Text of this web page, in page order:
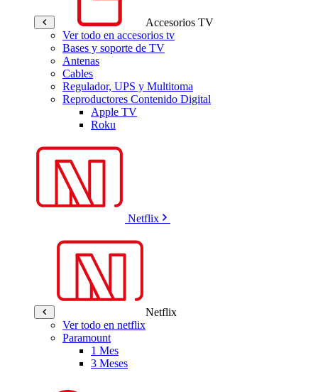
Accesorios TV
Ver todo en accesorios tv
Bases y soporte de TV
Antenas
Cables
Regulador, UPS y Multitoma
Reproductores Contenido Digital
Apple TV
Roku
Netflix
Netflix
Ver todo en netflix
Paramount
1 Mes
3 Meses